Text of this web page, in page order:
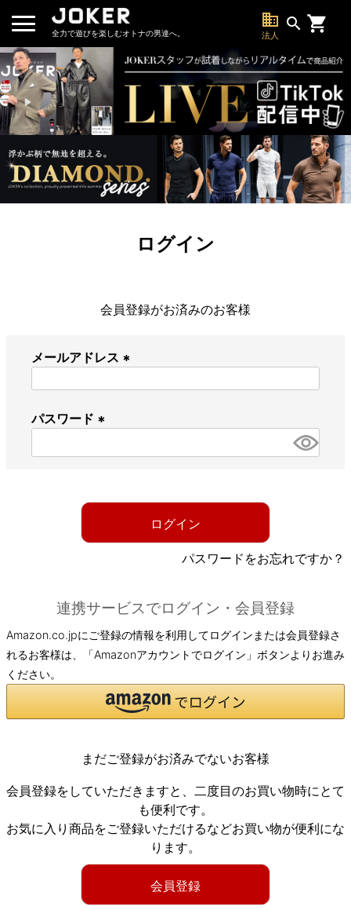
全力で遊びを楽しむオトナの男達へ。
business
法人
search
ログイン
会員登録がお済みのお客様
メールアドレス
パスワード
必
ログイン
パスワードをお忘れですか？
連携サービスでログイン・会員登録
Amazon.co.jpにご登録の情報を利用してログインまたは会員登録さ
れるお客様は、「Amazonアカウントでログイン」ボタンよりお進み
ください。
まだご登録がお済みでないお客様
会員登録をしていただきますと、二度目のお買い物時にとて
も便利です。
お気に入り商品をご登録いただけるなどお買い物が便利にな
ります。
会員登録